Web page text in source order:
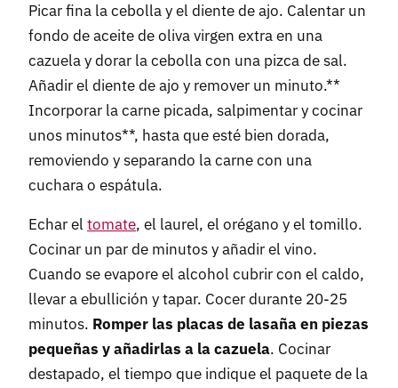
Picar fina la cebolla y el diente de ajo. Calentar un
fondo de aceite de oliva virgen extra en una
cazuela y dorar la cebolla con una pizca de sal.
Añadir el diente de ajo y remover un minuto.**
Incorporar la carne picada, salpimentar y cocinar
unos minutos**, hasta que esté bien dorada,
removiendo y separando la carne con una
cuchara o espátula.
Echar el tomate, el laurel, el orégano y el tomillo.
Cocinar un par de minutos y añadir el vino.
Cuando se evapore el alcohol cubrir con el caldo,
llevar a ebullición y tapar. Cocer durante 20-25
minutos. Romper las placas de lasaña en piezas
pequeñas y añadirlas a la cazuela. Cocinar
destapado, el tiempo que indique el paquete de la